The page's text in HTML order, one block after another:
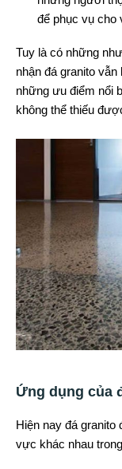
để phục vụ cho
Tuy là có những
nhận đá granito
những ưu điểm nổi
không thể thiếu
Ứng dụng của
Hiện nay đá
vực khác nhau